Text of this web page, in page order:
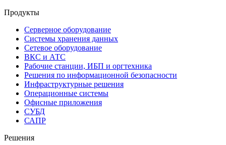
Продукты
Серверное оборудование
Системы хранения данных
Сетевое оборудование
ВКС и АТС
Рабочие станции, ИБП и оргтехника
Решения по информационной безопасности
Инфраструктурные решения
Операционные системы
Офисные приложения
СУБД
САПР
Решения